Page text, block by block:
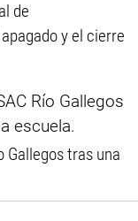
de
y el cierre
Gallegos tras una